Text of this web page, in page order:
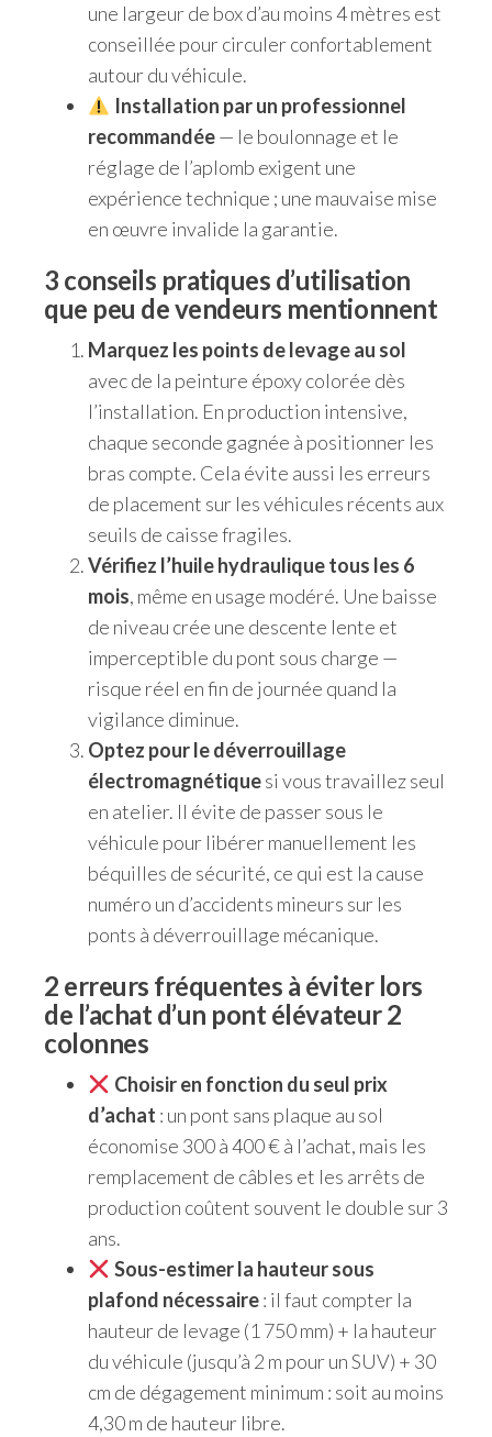
une largeur de box d’au moins 4 mètres est
conseillée pour circuler confortablement
autour du véhicule.
Installation par un professionnel
recommandée— le boulonnage et le
réglage de l’aplomb exigent une
expérience technique ; une mauvaise mise
en œuvre invalide la garantie.
3 conseils pratiques d’utilisation
que peu de vendeurs mentionnent
Marquez les points de levage au sol
avec de la peinture époxy colorée dès
l’installation. En production intensive,
chaque seconde gagnée à positionner les
bras compte. Cela évite aussi les erreurs
de placement sur les véhicules récents aux
seuils de caisse fragiles.
Vérifiez l’huile hydraulique tous les 6
mois, même en usage modéré. Une baisse
de niveau crée une descente lente et
imperceptible du pont sous charge —
risque réel en fin de journée quand la
vigilance diminue.
Optez pour le déverrouillage
électromagnétiquesi vous travaillez seul
en atelier. Il évite de passer sous le
véhicule pour libérer manuellement les
béquilles de sécurité, ce qui est la cause
numéro un d’accidents mineurs sur les
ponts à déverrouillage mécanique.
2 erreurs fréquentes à éviter lors
de l’achat d’un pont élévateur 2
colonnes
Choisir en fonction du seul prix
d’achat : un pont sans plaque au sol
économise 300 à 400 € à l’achat, mais les
remplacement de câbles et les arrêts de
production coûtent souvent le double sur 3
ans.
Sous-estimer la hauteur sous
plafond nécessaire: il faut compter la
hauteur de levage (1 750 mm) + la hauteur
du véhicule (jusqu’à 2 m pour un SUV) + 30
cm de dégagement minimum : soit au moins
4,30 m de hauteur libre.